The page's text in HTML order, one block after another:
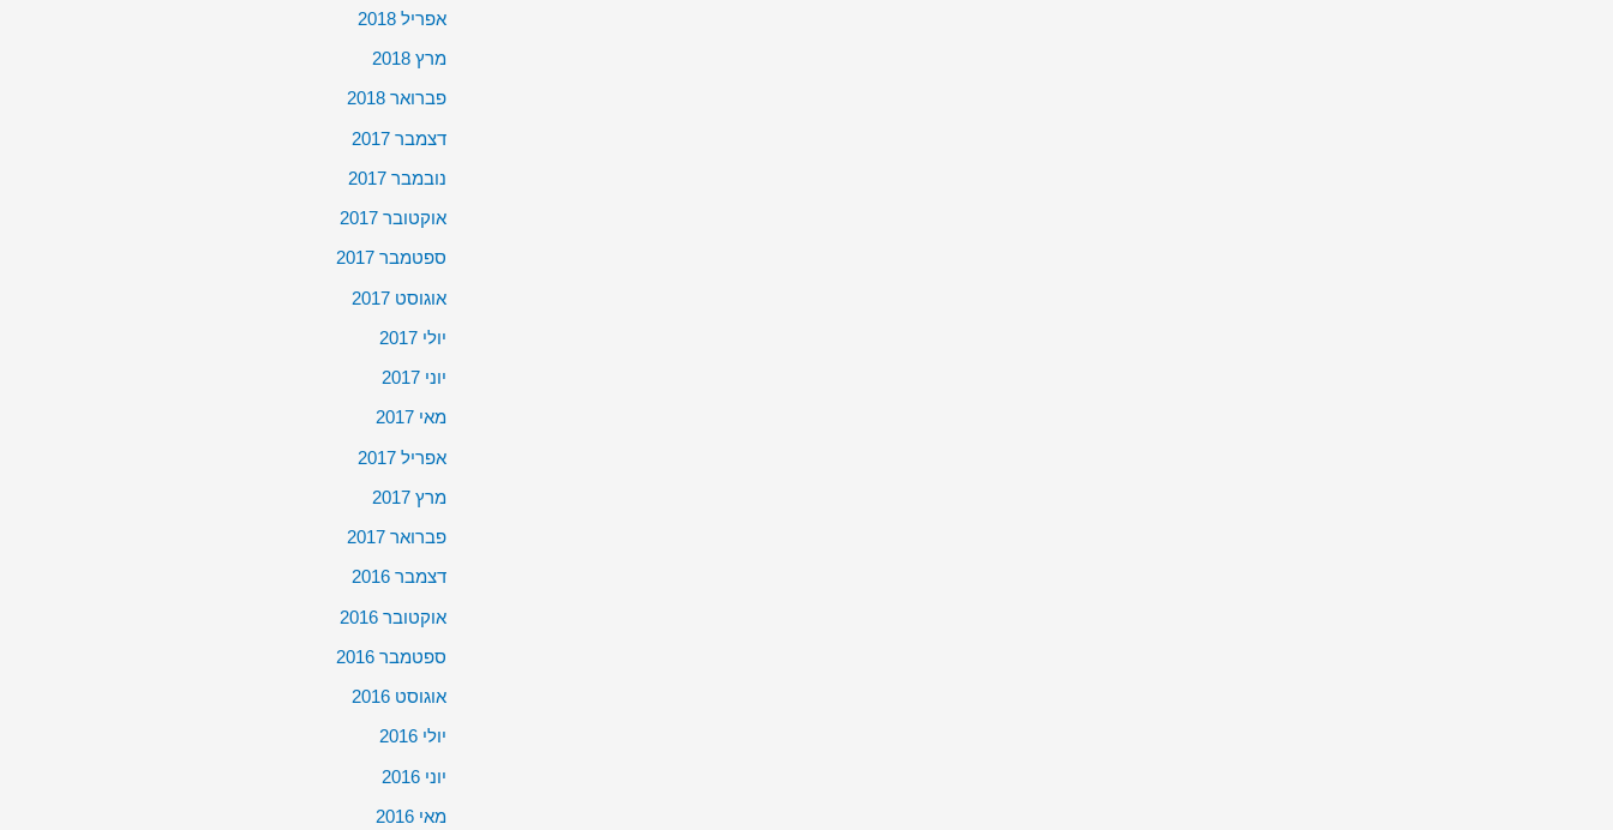
אפריל 2018
מרץ 2018
פברואר 2018
דצמבר 2017
נובמבר 2017
אוקטובר 2017
ספטמבר 2017
אוגוסט 2017
יולי 2017
יוני 2017
מאי 2017
אפריל 2017
מרץ 2017
פברואר 2017
דצמבר 2016
אוקטובר 2016
ספטמבר 2016
אוגוסט 2016
יולי 2016
יוני 2016
מאי 2016